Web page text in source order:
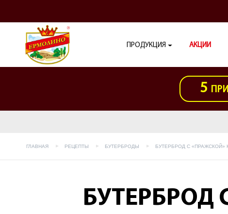
ПРОДУКЦИЯ АКЦИИ
5
ГЛАВНАЯ РЕЦЕПТЫ БУТЕРБРОДЫ БУТЕРБРОД С «ПРАЖСКОЙ»
БУТЕРБРОД